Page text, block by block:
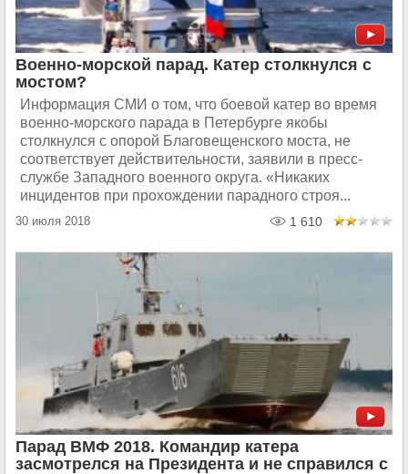
Военно-морской парад. Катер столкнулся с
мостом?
Информация СМИ о том, что боевой катер во время
военно-морского парада в Петербурге якобы
столкнулся с опорой Благовещенского моста, не
соответствует действительности, заявили в пресс-
службе Западного военного округа. «Никаких
инцидентов при прохождении парадного строя...
30 июля 2018 1 610
Парад ВМФ 2018. Командир катера
засмотрелся на Президента и не справился с